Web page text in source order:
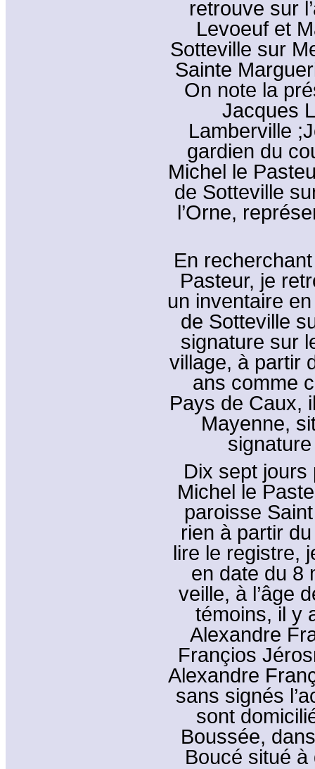
retrouve sur
Levoeuf et
Sotteville sur
Sainte
On note la
Jacques
Lamberville
gardien du
Michel le
de Sotteville
l’Orne,
En
Pasteur, je
un inventaire
de Sotteville
signature sur
village, à partir
ans comme
Pays de Caux,
Mayenne,
Dix sept jours
Michel le
paroisse
rien à partir
lire le registre,
en date du 8
veille, à l’âge
témoins, il y
Alexandre
Françios
Alexandre
sans signés
sont
Boussée,
Boucé situé